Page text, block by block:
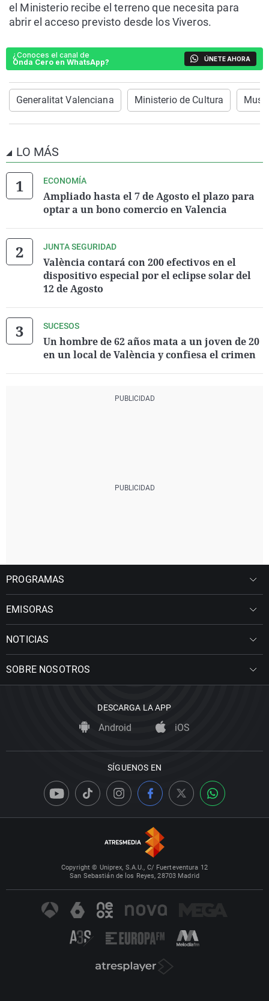
el Ministerio recibe el terreno que necesita para
abrir el acceso previsto desde los Viveros.
¿Conoces el canal de
Onda Cero en WhatsApp?
ÚNETE AHORA
Generalitat Valenciana Ministerio de Cultura
LO MÁS
ECONOMÍA
Ampliado hasta el 7 de Agosto el plazo para
optar a un bono comercio en Valencia
JUNTA SEGURIDAD
València contará con 200 efectivos en el
dispositivo especial por el eclipse solar del
12 de Agosto
SUCESOS
Un hombre de 62 años mata a un joven de 20
en un local de València y confiesa el crimen
PROGRAMAS
EMISORAS
NOTICIAS
SOBRE NOSOTROS
DESCARGA LA APP
Android iOS
SÍGUENOS EN
Copyright © Uniprex, S.A.U., C/ Fuerteventura 12
San Sebastián de los Reyes, 28703 Madrid